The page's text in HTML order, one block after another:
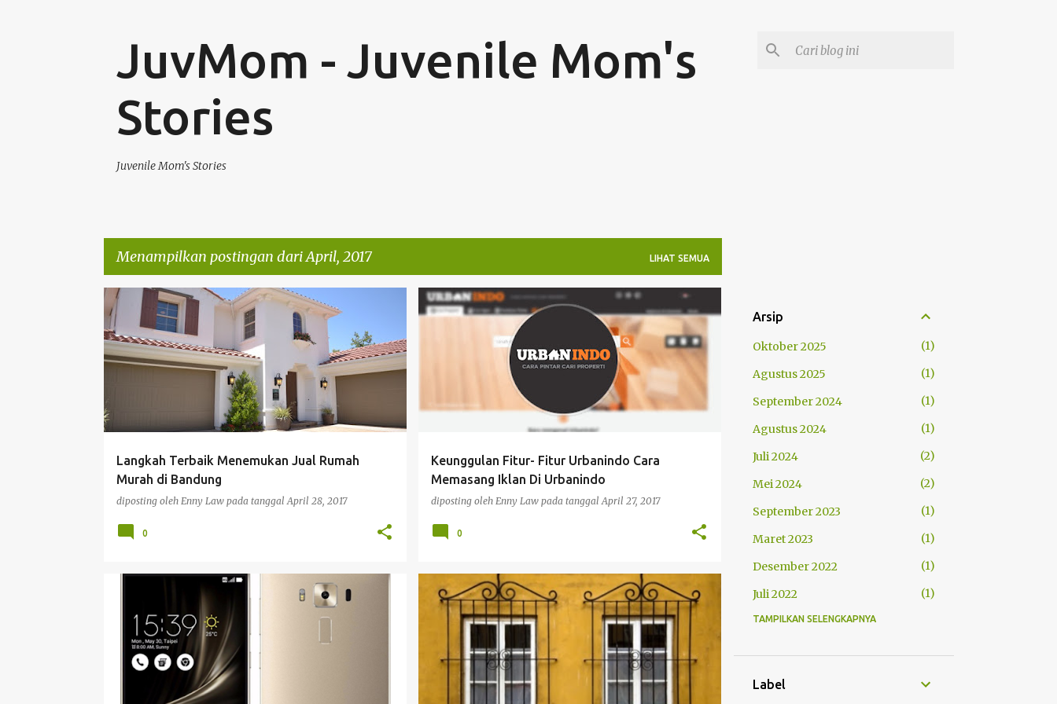
JuvMom - Juvenile Mom's
Stories
Juvenile Mom's Stories
Menampilkan postingan dari April, 2017 LIHAT SEMUA
P
o
s
i
n
Langkah Terbaik Menemukan Jual Rumah
Murah di Bandung
diposting oleh Enny Law pada tanggalApril 28, 2017
PLACEMENT ARTICLE
0
Keunggulan Fitur- Fitur Urbanindo Cara
Memasang Iklan Di Urbanindo
diposting oleh Enny Law pada tanggalApril 27, 2017
PLACEMENT ARTICLE
0
SPONSORED POST SPONSORED POST
Arsip
Oktober 2025
1
Agustus 2025
1
September 2024
1
Agustus 2024
1
Juli 2024
2
Mei 2024
2
September 2023
1
Maret 2023
1
Desember 2022
1
Juli 2022
1
Mei 2022
Maret 2022
TAMPILKAN SELENGKAPNYA
Label